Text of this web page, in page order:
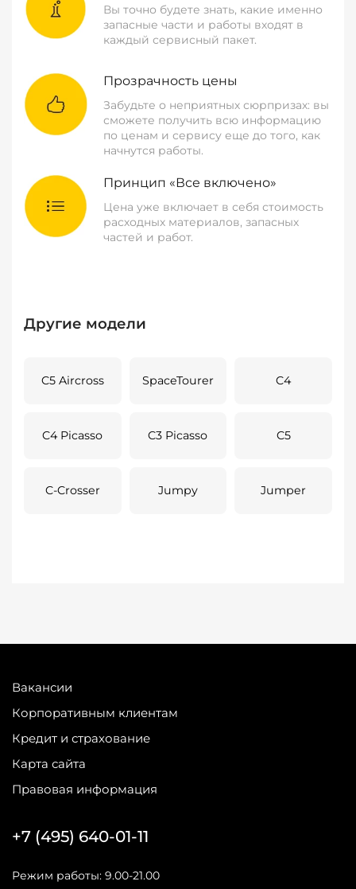
Вы точно будете знать, какие именно
запасные части и работы входят в
каждый сервисный пакет.
Прозрачность цены
Забудьте о неприятных сюрпризах: вы
сможете получить всю информацию
по ценам и сервису еще до того, как
начнутся работы.
Принцип «Все включено»
Цена уже включает в себя стоимость
расходных материалов, запасных
частей и работ.
Другие модели
C5 Aircross SpaceTourer C4
C4 Picasso C3 Picasso C5
C-Crosser Jumpy Jumper
Вакансии
Корпоративным клиентам
Кредит и страхование
Карта сайта
Правовая информация
+7 (495) 640-01-11
Режим работы: 9.00-21.00